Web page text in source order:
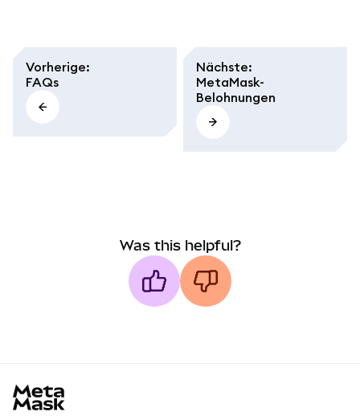
Vorherige:
FAQs
Nächste:
MetaMask-
Belohnungen
Was this helpful?